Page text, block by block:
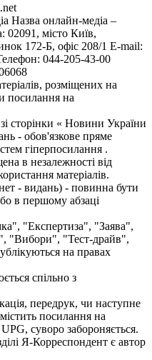
Назва онлайн-медіа –
02091, місто Київ,
172-Б, офіс 208/1 E-mail:
044-205-43-00
розміщених на
посилання на
сторінки « Новини України
- обов'язкове пряме
гіперпосилання .
в незалежності від
матеріалів.
- видань) - повинна бути
в першому абзаці
"Експертиза", "Заява",
"Вибори", "Тест-драйв",
на правах
спільно з
передрук, чи наступне
посилання на
суворо забороняється.
Я-Корреспондент є автор